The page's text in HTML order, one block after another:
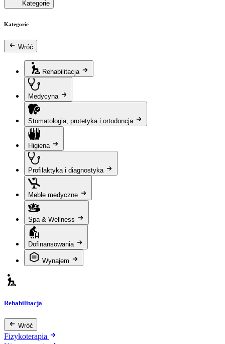
Kategorie
Kategorie
Wróć
Rehabilitacja
Medycyna
Stomatologia, protetyka i ortodoncja
Higiena
Profilaktyka i diagnostyka
Meble medyczne
Spa & Wellness
Dofinansowania
Wynajem
Rehabilitacja
Wróć
Fizykoterapia